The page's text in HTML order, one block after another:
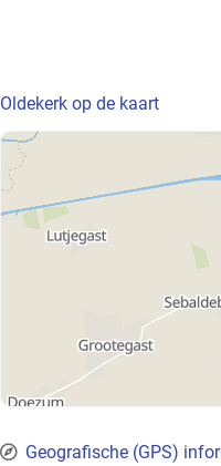
Oldekerk op de kaart
Geografische (GPS)